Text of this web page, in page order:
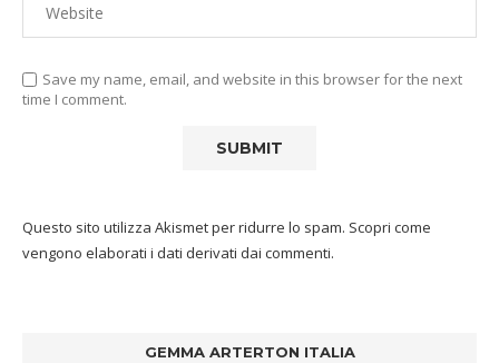
Save my name, email, and website in this browser for the next
time I comment.
Questo sito utilizza Akismet per ridurre lo spam. Scopri come
vengono elaborati i dati derivati dai commenti.
GEMMA ARTERTON ITALIA